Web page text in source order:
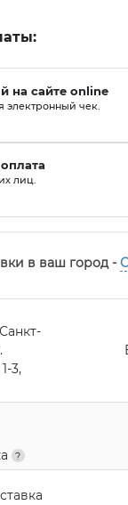
на сайте online
электронный чек.
лиц.
в ваш город -
3,